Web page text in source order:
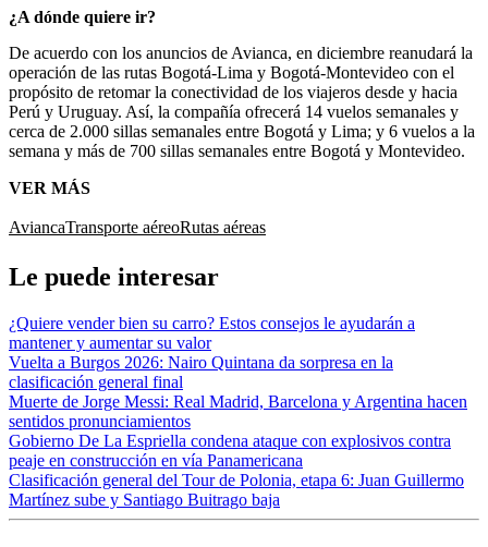
¿A dónde quiere ir?
De acuerdo con los anuncios de Avianca, en diciembre reanudará la
operación de las rutas Bogotá-Lima y Bogotá-Montevideo con el
propósito de retomar la conectividad de los viajeros desde y hacia
Perú y Uruguay. Así, la compañía ofrecerá 14 vuelos semanales y
cerca de 2.000 sillas semanales entre Bogotá y Lima; y 6 vuelos a la
semana y más de 700 sillas semanales entre Bogotá y Montevideo.
VER MÁS
AviancaTransporte aéreoRutas aéreas
Le puede interesar
¿Quiere vender bien su carro? Estos consejos le ayudarán a
mantener y aumentar su valor
Vuelta a Burgos 2026: Nairo Quintana da sorpresa en la
clasificación general final
Muerte de Jorge Messi: Real Madrid, Barcelona y Argentina hacen
sentidos pronunciamientos
Gobierno De La Espriella condena ataque con explosivos contra
peaje en construcción en vía Panamericana
Clasificación general del Tour de Polonia, etapa 6: Juan Guillermo
Martínez sube y Santiago Buitrago baja